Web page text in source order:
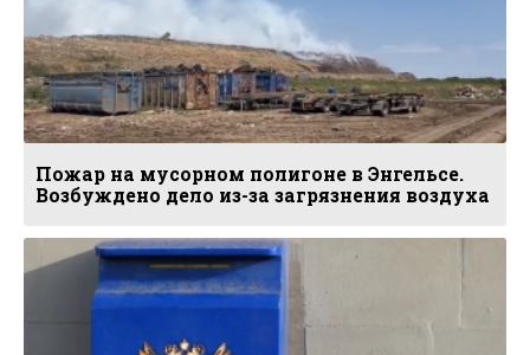
Пожар на мусорном полигоне в Энгельсе.
Возбуждено дело из-за загрязнения воздуха